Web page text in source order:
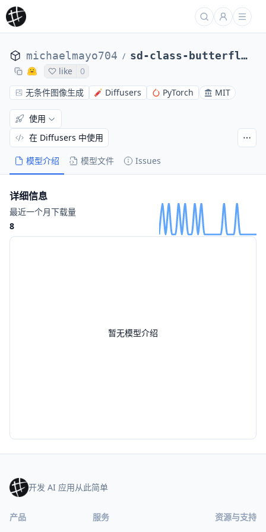
michaelmayo704 / sd-class-butterflies-32
like
0
无条件图像生成
Diffusers PyTorch MIT
模型介绍 模型文件 Issues
使用
在 Diffusers 中使用
暂无模型介绍
详细信息
最近一个月下载量
8
开发 AI 应用从此简单
产品 服务 资源与支持